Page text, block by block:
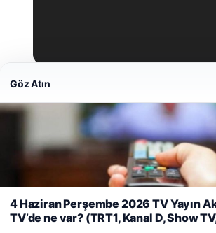
Nisan 29, 2026
© 2026 Taze Haberler
Web sitemizi nasıl kullandığınızı daha iyi
deneyiminizi kişiselleştirmek ve geliştirmek
kullanıyoruz.
Çerez Politikamız
Reddet Kabul Et
Göz Atın
4 Haziran Perşembe 2026 TV Yayın
TV’de ne var? (TRT1, Kanal D, Show